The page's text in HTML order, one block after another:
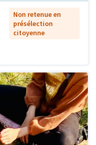
Non retenue en
présélection
citoyenne